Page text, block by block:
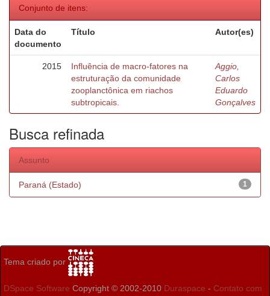
Conjunto de itens:
Data do
documento
Título Autor(es)
2015
Influência de macro-fatores na
estruturação da comunidade
zooplanctônica em riachos
subtropicais.
Aggio,
Carlos
Eduardo
Gonçalves
Busca refinada
Assunto
1
Paraná (Estado)
Tema criado por
DSpace Software Copyright © 2002-2010 Duraspace - Contato com